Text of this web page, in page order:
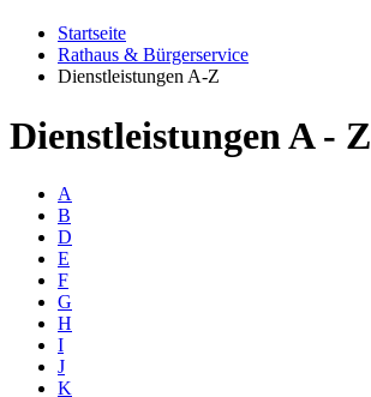
Startseite
Rathaus & Bürgerservice
Dienstleistungen A-Z
Dienstleistungen A - Z
A
B
D
E
F
G
H
I
J
K